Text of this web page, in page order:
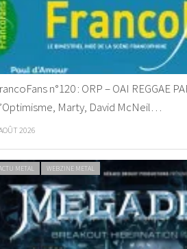
n°120 : ORP – OAI REGGAE
Marty, David McNeil…
2026
METAL WEBZINE METAL